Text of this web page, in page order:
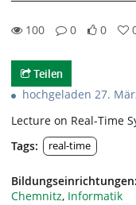
100
0
0
Teilen
hochgeladen 27.
Lecture on Real-Time
Tags:
real-time
Bildungseinrichtungen:
Chemnitz, Informatik